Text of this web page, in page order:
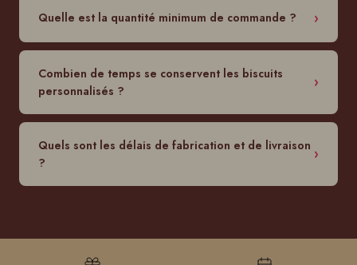
Quelle est la quantité minimum de commande ?
Combien de temps se conservent les biscuits
personnalisés ?
Quels sont les délais de fabrication et de livraison
?